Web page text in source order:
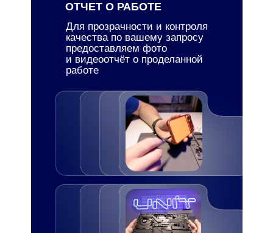
Для прозрачности и контроля
качества по вашему запросу
предоставляем фото
и видеоотчёт о проделанной
работе
ОТЧЕТ О РАБОТЕ